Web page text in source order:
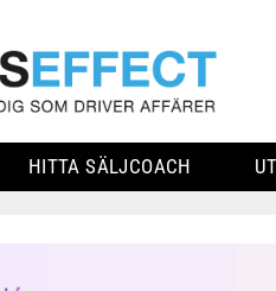
HITTA SÄLJCOACH